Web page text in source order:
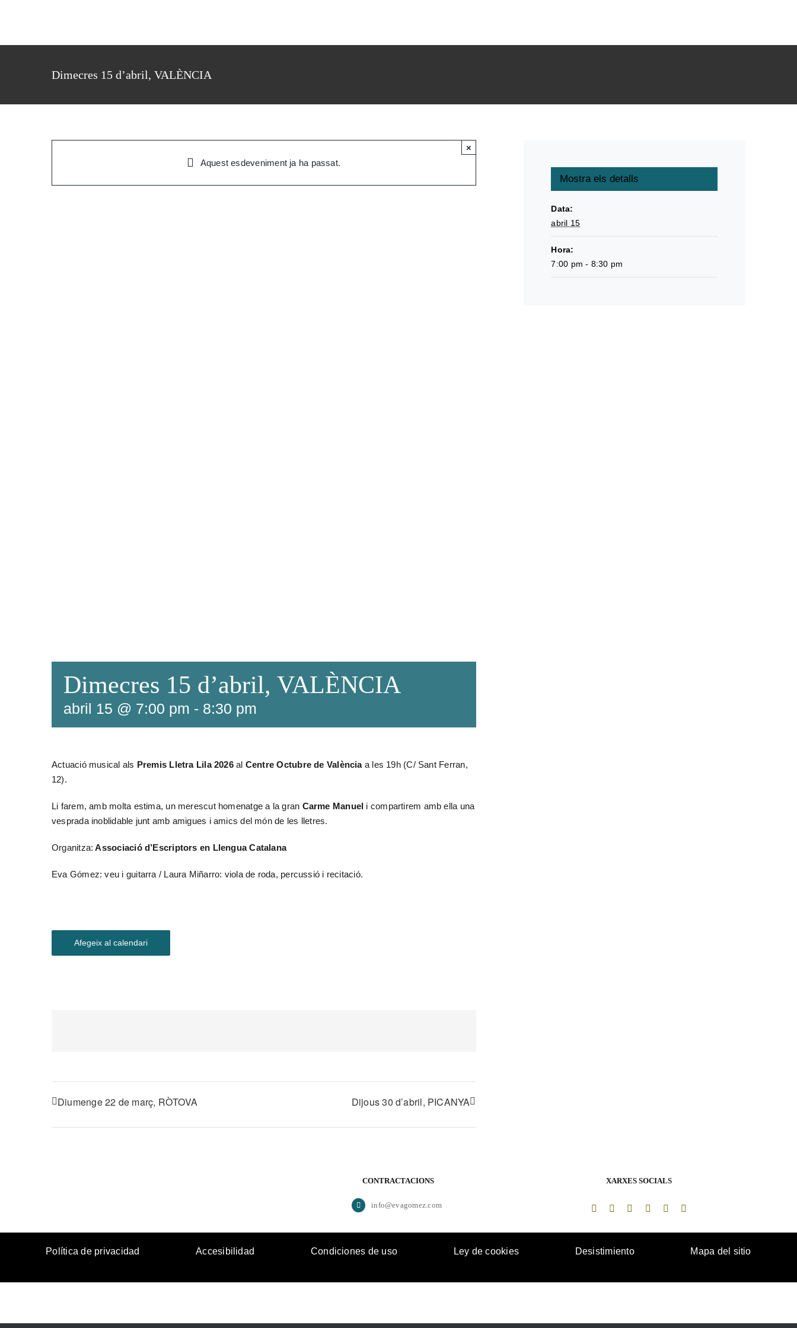
Dimecres 15 d’abril, VALÈNCIA
Aquest esdeveniment ja ha passat.
×
Dimecres 15 d’abril, VALÈNCIA
abril 15 @ 7:00 pm - 8:30 pm
Actuació musical als Premis Lletra Lila 2026al Centre Octubre de València a les 19h (C/ Sant Ferran,
12).
Li farem, amb molta estima, un merescut homenatge a la gran Carme Manuel i compartirem amb ella una
vesprada inoblidable junt amb amigues i amics del món de les lletres.
Organitza: Associació d’Escriptors en Llengua Catalana
Eva Gómez: veu i guitarra / Laura Miñarro: viola de roda, percussió i recitació.
Afegeix al calendari
Diumenge 22 de març, RÒTOVA Dijous 30 d’abril, PICANYA
Mostra els detalls
Data:
abril 15
Hora:
7:00 pm - 8:30 pm
CONTRACTACIONS
info@evagomez.com
XARXES SOCIALS
Política de privacidad Accesibilidad Condiciones de uso Ley de cookies Desistimiento Mapa del sitio